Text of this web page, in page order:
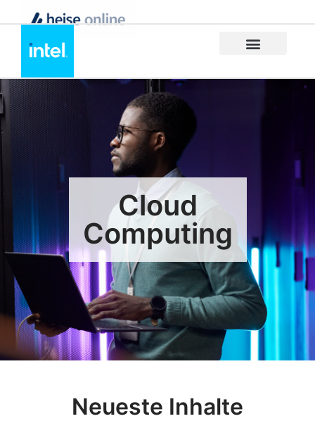
Cloud
Computing
Neueste Inhalte